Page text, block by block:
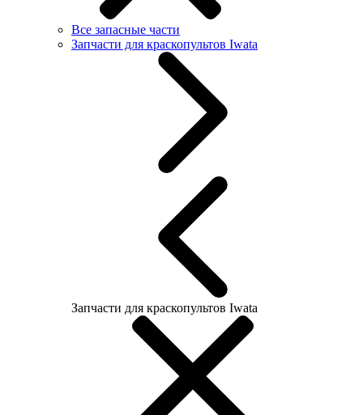
Все запасные части
Запчасти для краскопультов Iwata
Запчасти для краскопультов Iwata